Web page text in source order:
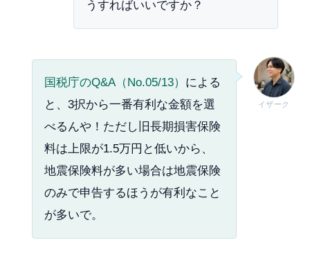
うすればいいですか？
イザーク
国税庁のQ&A（No.05/13） による
と、3択から一番有利な金額を選
べるんや！ただし旧長期損害保険
料は上限が1.5万円と低いから、
地震保険料が多い場合は地震保険
のみで申告するほうが有利なこと
が多いで。